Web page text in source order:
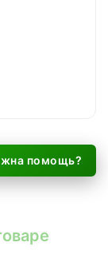
помощь?